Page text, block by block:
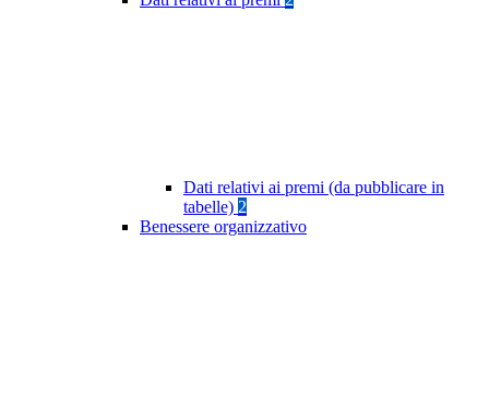
Dati relativi ai premi (da pubblicare in
tabelle) 2
Benessere organizzativo